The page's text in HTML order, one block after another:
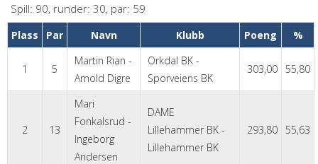
Spill: 90, runder: 30, par: 59
Plass Par Navn Klubb Poeng %
1 5
Martin Rian -
Arnold Digre
Orkdal BK -
Sporveiens BK
303,00 55,80
2 13
Mari
Fonkalsrud -
Ingeborg
Andersen
DAME
Lillehammer BK -
Lillehammer BK
293,80 55,63